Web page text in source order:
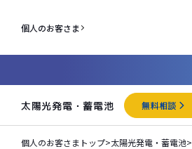
個人のお客さま
太陽光発電・蓄電池 無料相談
個人のお客さまトップ>太陽光発電・蓄電池>